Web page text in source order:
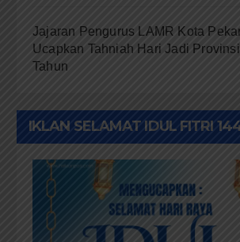
Jajaran Pengurus LAMR Kota
Ucapkan Tahniah Hari Jadi
Tahun
IKLAN SELAMAT IDUL FITRI